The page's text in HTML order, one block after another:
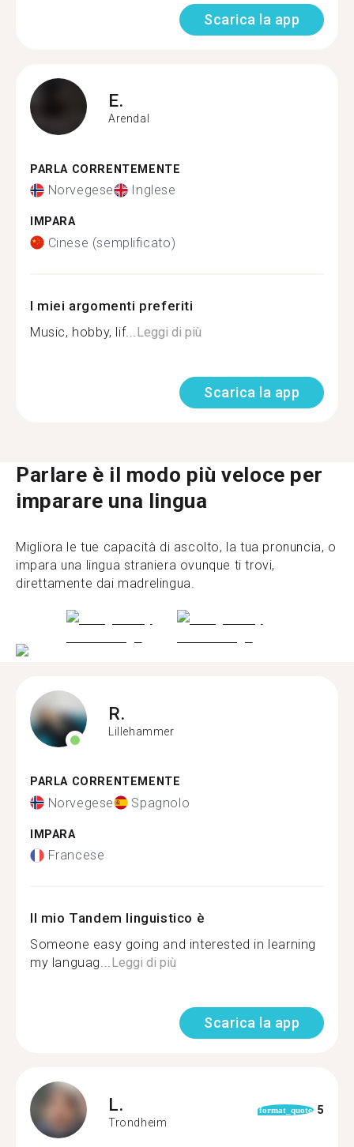
Scarica la app
E.
Arendal
PARLA CORRENTEMENTE
Norvegese Inglese
IMPARA
Cinese (semplificato)
I miei argomenti preferiti
Music, hobby, lif... Leggi di più
Scarica la app
Parlare è il modo più veloce per
imparare una lingua
Migliora le tue capacità di ascolto, la tua pronuncia, o
impara una lingua straniera ovunque ti trovi,
direttamente dai madrelingua.
R.
Lillehammer
PARLA CORRENTEMENTE
Norvegese Spagnolo
IMPARA
Francese
Il mio Tandem linguistico è
Someone easy going and interested in learning
my languag...Leggi di più
Scarica la app
L.
Trondheim
format_quote 5